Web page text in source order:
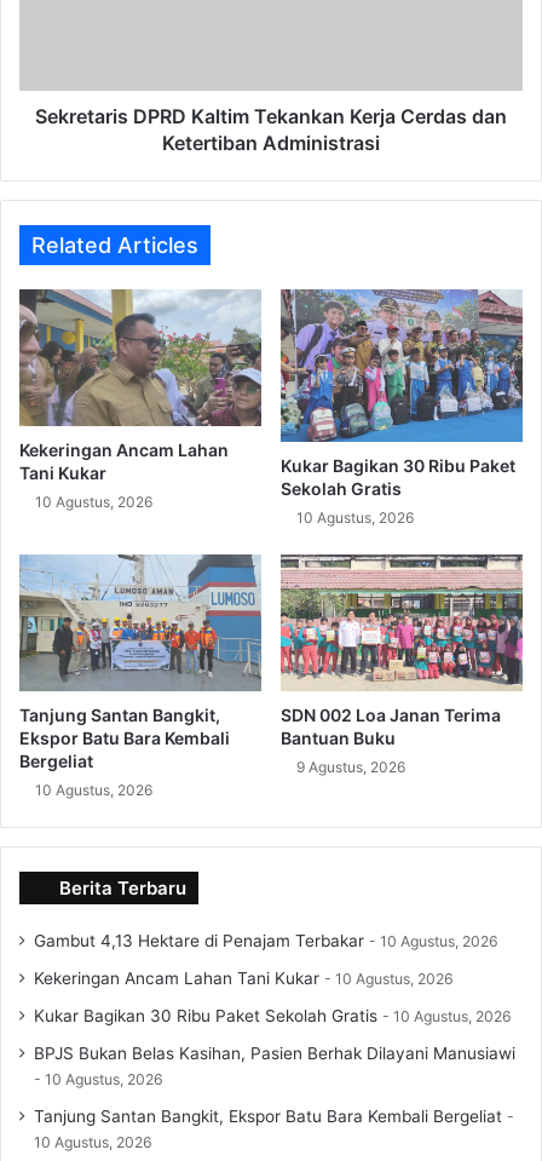
Administrasi
Sekretaris DPRD Kaltim Tekankan Kerja Cerdas dan
Ketertiban Administrasi
Related Articles
Kekeringan Ancam Lahan
Tani Kukar
10 Agustus, 2026
Kukar Bagikan 30 Ribu Paket
Sekolah Gratis
10 Agustus, 2026
Tanjung Santan Bangkit,
Ekspor Batu Bara Kembali
Bergeliat
10 Agustus, 2026
SDN 002 Loa Janan Terima
Bantuan Buku
9 Agustus, 2026
Berita Terbaru
Gambut 4,13 Hektare di Penajam Terbakar 10 Agustus, 2026
Kekeringan Ancam Lahan Tani Kukar 10 Agustus, 2026
Kukar Bagikan 30 Ribu Paket Sekolah Gratis 10 Agustus, 2026
BPJS Bukan Belas Kasihan, Pasien Berhak Dilayani Manusiawi
10 Agustus, 2026
Tanjung Santan Bangkit, Ekspor Batu Bara Kembali Bergeliat
10 Agustus, 2026